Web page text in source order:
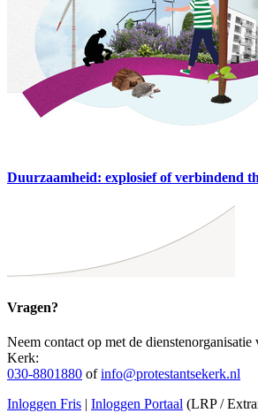
Duurzaamheid: explosief of verbindend
Vragen?
Neem contact op met de dienstenorganisatie
Kerk:
030-8801880 ofinfo@protestantsekerk.nl
Inloggen Fris | Inloggen Portaal (LRP /